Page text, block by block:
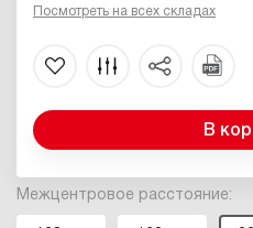
Межцентровое расстояние:
Посмотреть на всех складах
В